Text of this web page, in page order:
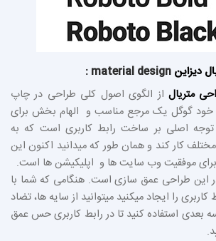
دیزاین
متریال از الگوی اصول کلی طراحی در چاپ
خود گوگل یک مرجع مناسب و الهام بخش برای
اصلی بر ساخت رابط کاربری است که به
کار کند و همان طور که میدانید اکنون این
موفقیت وب سایت ها و اپلیکیشن ها است.
این طراحی عمق سازی است. هنگامی که شما با
را ایجاد میکنید میتوانید از سایه ها، تضاد
بعدی استفاده کنید تا در رابط کاربری حس عمق